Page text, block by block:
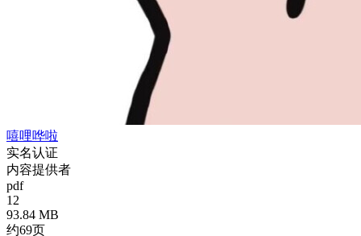
嘻哩哗啦
实名认证
内容提供者
pdf
12
93.84 MB
约69页